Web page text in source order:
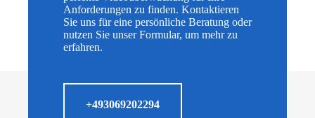
Anforderungen zu finden. Kontaktieren
Sie uns für eine persönliche Beratung oder
nutzen Sie unser Formular, um mehr zu
erfahren.
+493069202294